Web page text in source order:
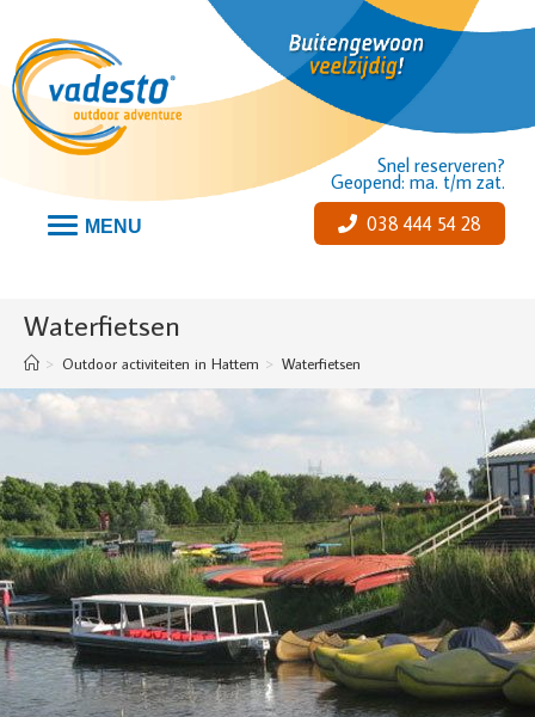
Snel reserveren?
Geopend: ma. t/m zat.
038 444 54 28
MENU
Waterfietsen
> Outdoor activiteiten in Hattem > Waterfietsen